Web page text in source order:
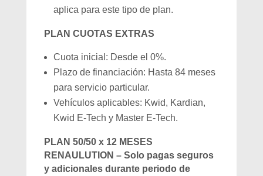
aplica para este tipo de plan.
PLAN CUOTAS EXTRAS
Cuota inicial: Desde el 0%.
Plazo de financiación: Hasta 84 meses
para servicio particular.
Vehículos aplicables: Kwid, Kardian,
Kwid E-Tech y Master E-Tech.
PLAN 50/50 x 12 MESES
RENAULUTION – Solo pagas seguros
y adicionales durante periodo de